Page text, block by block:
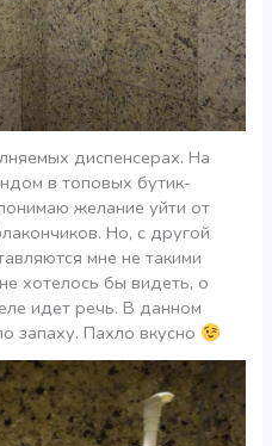
диспенсерах. На
в топовых бутик-
желание уйти от
Но, с другой
мне не такими
хотелось бы видеть, о
идет речь. В данном
запаху. Пахло вкусно